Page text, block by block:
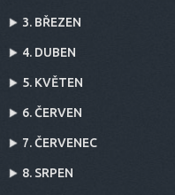
3. BŘEZEN
4. DUBEN
5. KVĚTEN
6. ČERVEN
7. ČERVENEC
8. SRPEN